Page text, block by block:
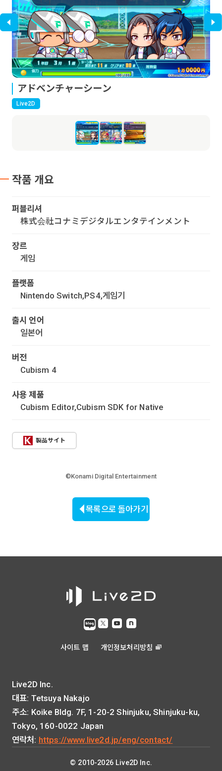
アドベンチャーシーン
Live2D
작품 개요
퍼블리셔
株式会社コナミデジタルエンタテインメント
장르
게임
플랫폼
Nintendo Switch,PS4,게임기
출시 언어
일본어
버전
Cubism 4
사용 제품
Cubism Editor,Cubism SDK for Native
製品サイト
©Konami Digital Entertainment
목록으로 돌아가기
사이트 맵 개인정보처리방침
Live2D Inc.
대표: Tetsuya Nakajo
주소: Koike Bldg. 7F, 1-20-2 Shinjuku, Shinjuku-ku,
Tokyo, 160-0022 Japan
연락처: https://www.live2d.jp/eng/contact/
© 2010-2026 Live2D Inc.